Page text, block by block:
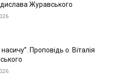
Журавського
насичу”. Проповідь о. Віталія